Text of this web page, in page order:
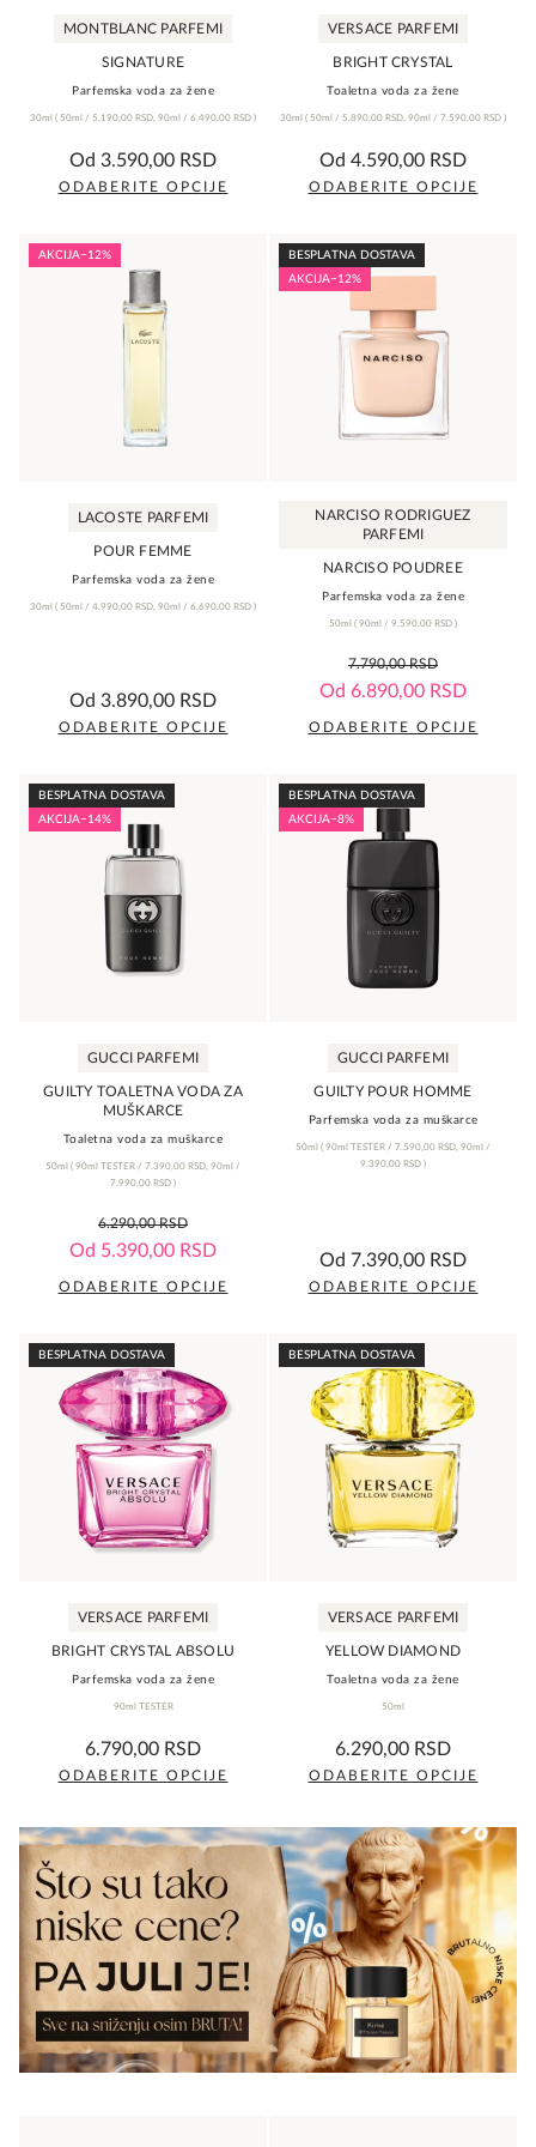
MONTBLANC PARFEMI
SIGNATURE
Parfemska voda za žene
30ml ( 50ml / 5.190,00 RSD, 90ml / 6.490,00 RSD
0,0
rating
Od 3.590,00 RSD
ODABERITE OPCIJE
ima
više
varijanti.
biti
stranici
proizvoda.
VERSACE PARFEMI
BRIGHT CRYSTAL
Toaletna voda za žene
30ml ( 50ml / 5.890,00 RSD, 90ml / 7.590,00 RSD
0,0
rating
Od 4.590,00 RSD
ODABERITE OPCIJE
proizvod
ima
varijanti.
Opcije
mogu
biti
stranici
AKCIJA−12%
LACOSTE PARFEMI
POUR FEMME
Parfemska voda za žene
30ml ( 50ml / 4.990,00 RSD, 90ml / 6.690,00 RSD
0,0
rating
Od 3.890,00 RSD
ODABERITE OPCIJE
proizvod
ima
više
varijanti.
Opcije
mogu
biti
stranici
proizvoda.
BESPLATNA DOSTAVA
AKCIJA−12%
NARCISO RODRIGUEZ
PARFEMI
NARCISO POUDREE
Parfemska voda za žene
50ml ( 90ml / 9.590,00 RSD
5,0
rating
7.790,00RSD
Od 6.890,00 RSD
ODABERITE OPCIJE
proizvod
ima
više
varijanti.
Opcije
mogu
biti
stranici
proizvoda.
BESPLATNA DOSTAVA
AKCIJA−14%
GUCCI PARFEMI
GUILTY TOALETNA VODA ZA
MUŠKARCE
Toaletna voda za muškarce
50ml ( 90ml TESTER / 7.390,00 RSD, 90ml /
7.990,00 RSD
0,0
rating
6.290,00RSD
Od 5.390,00 RSD
ODABERITE OPCIJE
proizvod
ima
više
varijanti.
Opcije
mogu
biti
stranici
proizvoda.
BESPLATNA DOSTAVA
AKCIJA−8%
GUCCI PARFEMI
GUILTY POUR HOMME
Parfemska voda za muškarce
50ml ( 90ml TESTER / 7.590,00 RSD, 90ml /
9.390,00 RSD
0,0
rating
Od 7.390,00 RSD
ODABERITE OPCIJE
proizvod
ima
više
varijanti.
Opcije
mogu
biti
stranici
proizvoda.
BESPLATNA DOSTAVA
VERSACE PARFEMI
BRIGHT CRYSTAL ABSOLU
Parfemska voda za žene
90ml TESTER
0,0
rating
6.790,00 RSD
ODABERITE OPCIJE
proizvod
ima
više
varijanti.
mogu
biti
izabrane
na
BESPLATNA DOSTAVA
VERSACE PARFEMI
YELLOW DIAMOND
Toaletna voda za žene
50ml
0,0
rating
6.290,00 RSD
ODABERITE OPCIJE
proizvod
ima
više
varijanti.
Opcije
mogu
biti
izabrane
na